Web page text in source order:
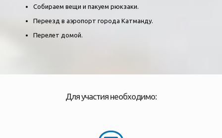
Собираем вещи и пакуем рюкзаки.
Переезд в аэропорт города Катманду.
Перелет домой.
Для участия необходимо: